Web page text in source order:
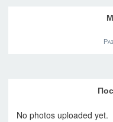
No photos uploaded yet.